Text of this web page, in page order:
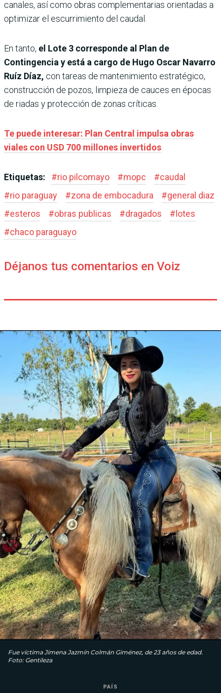
canales, así como obras complementarias orientadas a
optimizar el escurrimiento del caudal.
En tanto, el Lote 3 corresponde al Plan de
Contingencia y está a cargo de Hugo Oscar Navarro
Ruíz Díaz, con tareas de mantenimiento estratégico,
construcción de pozos, limpieza de cauces en épocas
de riadas y protección de zonas críticas.
Te puede interesar: Plan Central impulsa obras
viales con USD 700 millones invertidos
Etiquetas: #rio pilcomayo #mopc #caudal
#rio paraguay #zona de embocadura #general diaz
#esteros #obras publicas #dragados #lotes
#chaco paraguayo
Déjanos tus comentarios en Voiz
Fue víctima Jimena Jazmín Colmán Giménez, de 23 años de edad.
Foto: Gentileza
PAÍS